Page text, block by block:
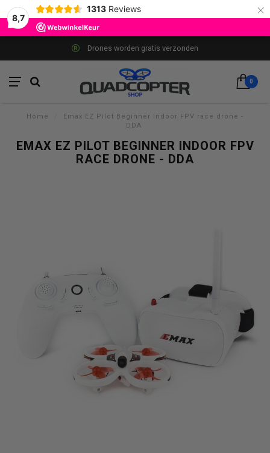
8,7
1313 Reviews ×
Drones worden gratis verzonden
0
Home
Emax EZ Pilot Beginner Indoor FPV race drone -
DDA
EMAX EZ PILOT BEGINNER INDOOR FPV
RACE DRONE - DDA